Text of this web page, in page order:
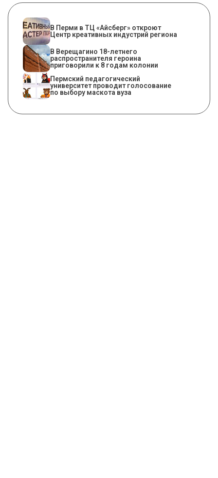
В Перми в ТЦ «Айсберг» откроют
Центр креативных индустрий региона
В Верещагино 18-летнего
распространителя героина
приговорили к 8 годам колонии
Пермский педагогический
университет проводит голосование
по выбору маскота вуза